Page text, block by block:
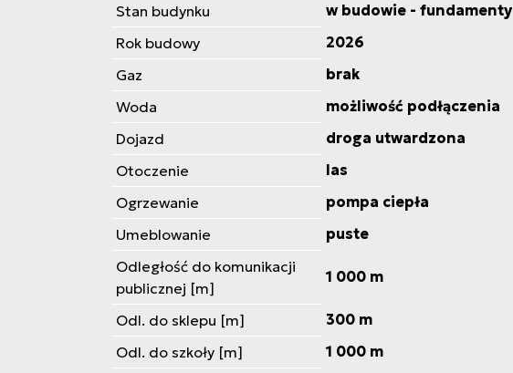
Stan budynku
w budowie - fundamenty
Rok budowy
2026
Gaz
brak
Woda
możliwość podłączenia
Dojazd
droga utwardzona
Otoczenie
las
Ogrzewanie
pompa ciepła
Umeblowanie
puste
Odległość do komunikacji
publicznej [m]
1 000 m
Odl. do sklepu [m]
300 m
Odl. do szkoły [m]
1 000 m